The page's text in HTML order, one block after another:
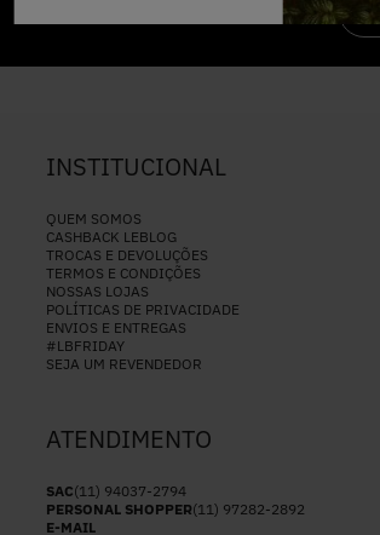
INSTITUCIONAL
QUEM SOMOS
CASHBACK LEBLOG
TROCAS E DEVOLUÇÕES
TERMOS E CONDIÇÕES
NOSSAS LOJAS
POLÍTICAS DE PRIVACIDADE
ENVIOS E ENTREGAS
#LBFRIDAY
SEJA UM REVENDEDOR
ATENDIMENTO
SAC(11) 94037-2794
PERSONAL SHOPPER(11) 97282-2892
E-MAIL